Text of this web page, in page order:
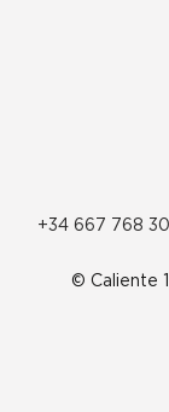
+34 667 768
© Caliente